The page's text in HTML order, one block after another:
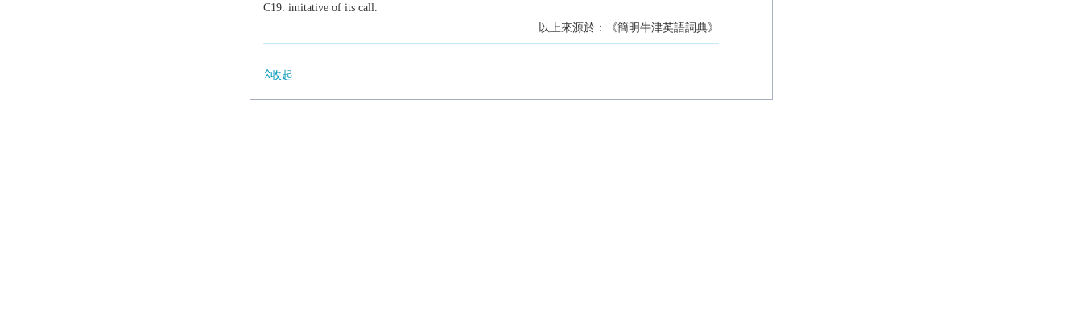
C19: imitative of its call.
以上來源於：《簡明牛津英語詞典》
收起